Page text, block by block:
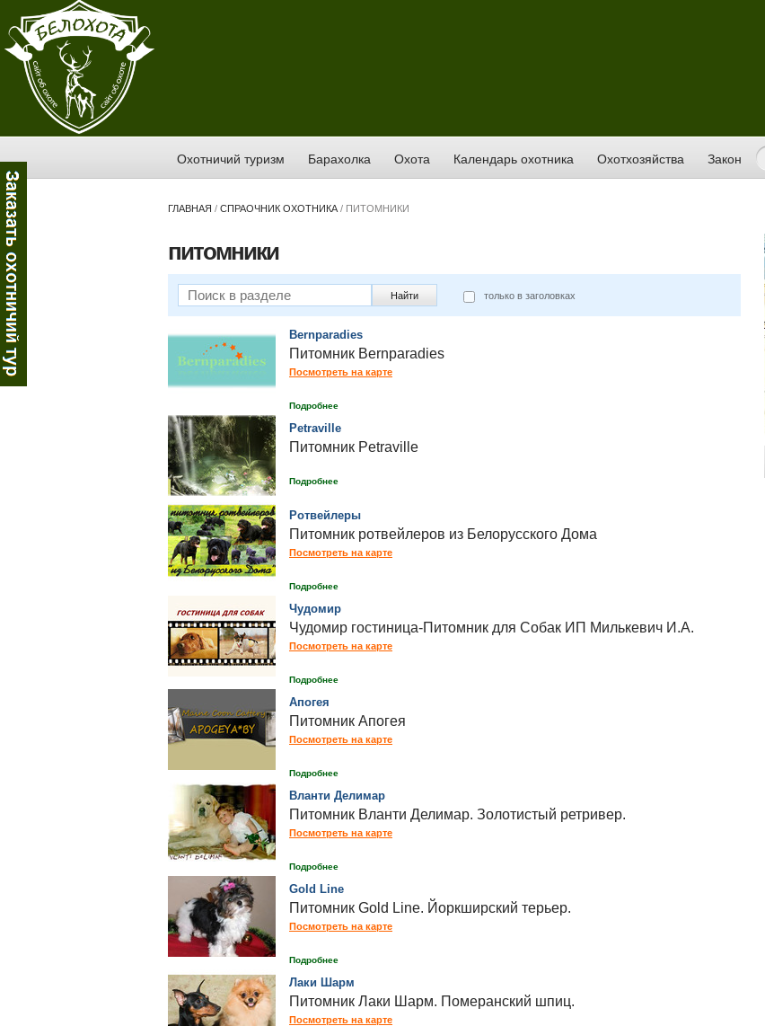
Охотничий туризм Барахолка Охота Календарь охотника Охотхозяйства Закон
ГЛАВНАЯ / СПРАОЧНИК ОХОТНИКА / ПИТОМНИКИ
питомники
Найти только в заголовках
Bernparadies
Питомник Bernparadies
Посмотреть на карте
Подробнее
Petraville
Питомник Petraville
Подробнее
Ротвейлеры
Питомник ротвейлеров из Белорусского Дома
Посмотреть на карте
Подробнее
Чудомир
Чудомир гостиница-Питомник для Собак ИП Милькевич И.А.
Посмотреть на карте
Подробнее
Апогея
Питомник Апогея
Посмотреть на карте
Подробнее
Вланти Делимар
Питомник Вланти Делимар. Золотистый ретривер.
Посмотреть на карте
Подробнее
Gold Line
Питомник Gold Line. Йоркширский терьер.
Посмотреть на карте
Подробнее
Лаки Шарм
Питомник Лаки Шарм. Померанский шпиц.
Посмотреть на карте